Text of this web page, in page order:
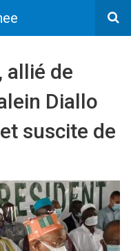
allié de
Diallo
suscite de